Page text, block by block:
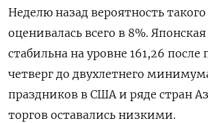
Неделю назад вероятность
оценивалась ​всего в 8%.
стабильна ‌на уровне 161,26 после
четверг до двухлетнего
праздников ​в США и ряде стран
торгов оставались низкими.